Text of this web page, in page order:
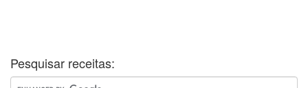
Pesquisar receitas: